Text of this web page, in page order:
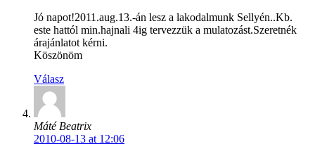
Jó napot!2011.aug.13.-án lesz a lakodalmunk Sellyén..Kb.
este hattól min.hajnali 4ig tervezzük a mulatozást.Szeretnék
árajánlatot kérni.
Köszönöm
Válasz
Máté Beatrix
2010-08-13 at 12:06